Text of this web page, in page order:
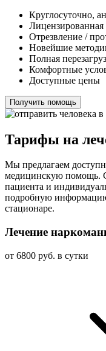
Круглосуточно,
Лицензированная
Отрезвление /
Новейшие
Полная
Комфортные
Доступные цены
Получить помощь
Тарифы на
Мы предлагаем
медицинскую помощь.
пациента и
подробную
стационаре.
Лечение
от 6800 руб. в сутки